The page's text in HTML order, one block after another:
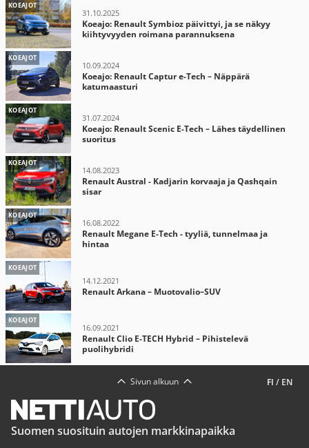
KOEAJOT
31.10.2025
Koeajo: Renault Symbioz päivittyi, ja se näkyy
kiihtyvyyden roimana parannuksena
KOEAJOT
10.09.2024
Koeajo: Renault Captur e-Tech – Näppärä
katumaasturi
KOEAJOT
31.07.2024
Koeajo: Renault Scenic E-Tech – Lähes täydellinen
suoritus
KOEAJOT
14.08.2023
Renault Austral - Kadjarin korvaaja ja Qashqain
sisar
KOEAJOT
16.08.2022
Renault Megane E-Tech - tyyliä, tunnelmaa ja
hintaa
KOEAJOT
14.12.2021
Renault Arkana – Muotovalio–SUV
KOEAJOT
16.09.2021
Renault Clio E-TECH Hybrid – Pihistelevä
puolihybridi
FI / EN
Sivun alkuun
Suomen suosituin autojen markkinapaikka